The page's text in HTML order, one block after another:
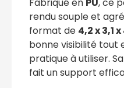
rendu souple et
format de 4,2 x 3,1
bonne visibilité tout
pratique à utiliser.
fait un support